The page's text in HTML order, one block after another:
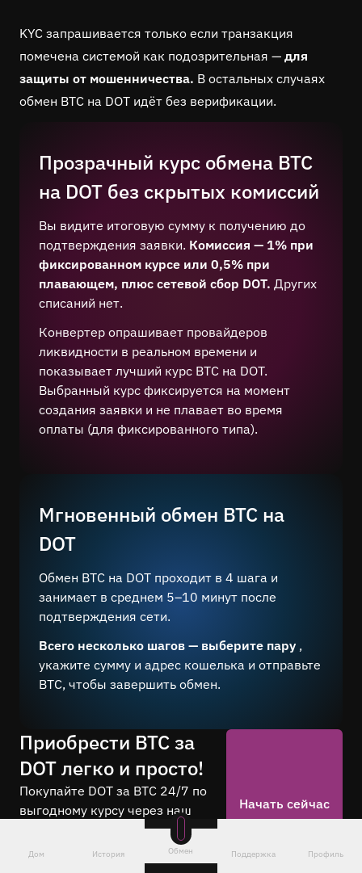
KYC запрашивается только если транзакция
помечена системой как подозрительная — для
защиты от мошенничества. В остальных случаях
обмен BTC на DOT идёт без верификации.
Прозрачный курс обмена BTC
на DOT без скрытых комиссий
Вы видите итоговую сумму к получению до
подтверждения заявки. Комиссия — 1% при
фиксированном курсе или 0,5% при
плавающем, плюс сетевой сбор DOT. Других
списаний нет.
Конвертер опрашивает провайдеров
ликвидности в реальном времени и
показывает лучший курс BTC на DOT.
Выбранный курс фиксируется на момент
создания заявки и не плавает во время
оплаты (для фиксированного типа).
Мгновенный обмен BTC на
DOT
Обмен BTC на DOT проходит в 4 шага и
занимает в среднем 5–10 минут после
подтверждения сети.
Всего несколько шагов — выберите пару ,
укажите сумму и адрес кошелька и отправьте
BTC, чтобы завершить обмен.
Приобрести BTC за
DOT легко и просто!
Покупайте DOT за BTC 24/7 по
выгодному курсу через наш
онлайн-сервис. Совершайте
анонимный обмен без
Начать сейчас
Дом История Обмен Поддержка Профиль